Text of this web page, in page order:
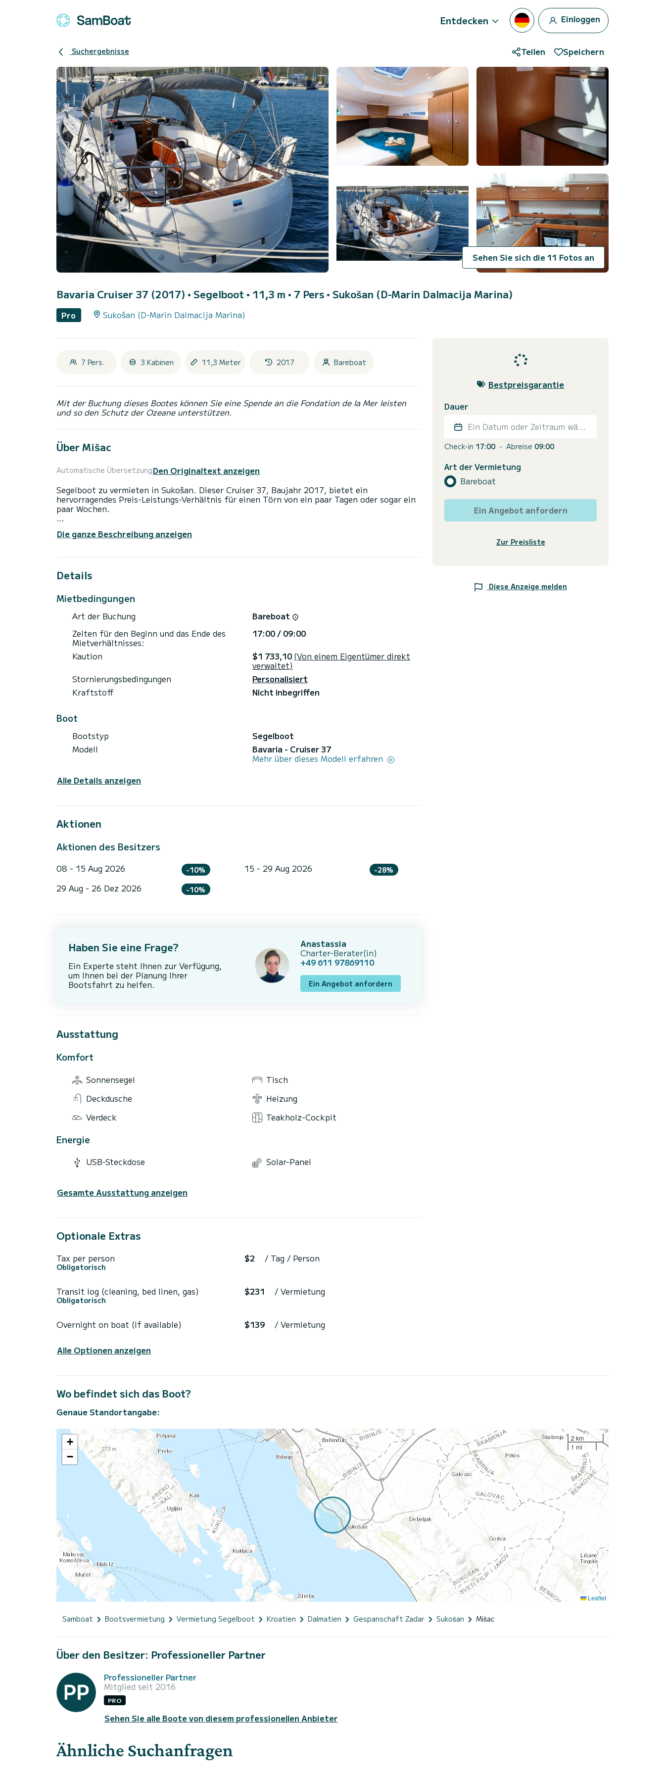
Entdecken Einloggen
Suchergebnisse Teilen Speichern
Sehen Sie sich die 11 Fotos an
Bavaria Cruiser 37 (2017) • Segelboot • 11,3 m • 7 Pers • Sukošan (D-Marin Dalmacija Marina)
Pro Sukošan (D-Marin Dalmacija Marina)
7 Pers. 3 Kabinen 11,3 Meter 2017 Bareboat
Mit der Buchung dieses Bootes können Sie eine Spende an die Fondation de la Mer leisten
und so den Schutz der Ozeane unterstützen.
Über Mišac
Automatische ÜbersetzungDen Originaltext anzeigen
Segelboot zu vermieten in Sukošan. Dieser Cruiser 37, Baujahr 2017, bietet ein
hervorragendes Preis-Leistungs-Verhältnis für einen Törn von ein paar Tagen oder sogar ein
paar Wochen.
Sie können während der Fahrt bis zu 7 Passagiere unterbringen und die 3 Kabinen mit vollem
folgende Ausstattung: Autopilot, USB-Stecker, Deckdusche.
Wenn Sie Fragen zum Boot oder den Charterbedingungen haben, können Sie eine Nachricht
über die Samboat-Plattform senden. Ein SamBoat-Berater beantwortet Ihre Fragen und
Die ganze Beschreibung anzeigen
Details
Mietbedingungen
Art der Buchung
Bareboat
Zeiten für den Beginn und das Ende des
Mietverhältnisses:
17:00 / 09:00
Kaution
$1 733,10 (Von einem Eigentümer direkt
verwaltet)
Stornierungsbedingungen
Personalisiert
Kraftstoff
Nicht inbegriffen
Boot
Bootstyp
Segelboot
Modell
Bavaria - Cruiser 37
Mehr über dieses Modell erfahren
Alle Details anzeigen
Aktionen
Aktionen des Besitzers
08 - 15 Aug 2026 -10% 15 - 29 Aug 2026 -28%
29 Aug - 26 Dez 2026 -10%
Haben Sie eine Frage?
Ein Experte steht Ihnen zur Verfügung,
um Ihnen bei der Planung Ihrer
Bootsfahrt zu helfen.
Anastassia
Charter-Berater(in)
+49 611 97869110
Ein Angebot anfordern
Ausstattung
Komfort
Sonnensegel
Tisch
Deckdusche
Heizung
Verdeck
Teakholz-Cockpit
Energie
USB-Steckdose Solar-Panel
Gesamte Ausstattung anzeigen
Optionale Extras
Tax per person
Obligatorisch
$2 / Tag / Person
Transit log (cleaning, bed linen, gas)
Obligatorisch
$231 / Vermietung
Overnight on boat (if available) $139 / Vermietung
Alle Optionen anzeigen
Bestpreisgarantie
Dauer
Ein Datum oder Zeitraum wählen
Check-in 17:00 - Abreise 09:00
Art der Vermietung
Bareboat
Ein Angebot anfordern
Zur Preisliste
Diese Anzeige melden
Wo befindet sich das Boot?
Genaue Standortangabe:
+
−
2 km
1 mi
Leaflet
Samboat Bootsvermietung Vermietung Segelboot Kroatien Dalmatien Gespanschaft Zadar Sukošan Mišac
Über den Besitzer: Professioneller Partner
Professioneller Partner
Mitglied seit 2016
PRO
Sehen Sie alle Boote von diesem professionellen Anbieter
Ähnliche Suchanfragen